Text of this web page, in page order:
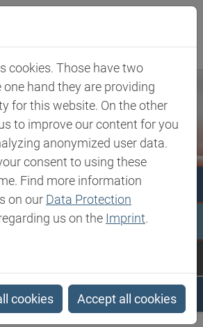
springen
Vertriebsrechte für organisch...
cookies. Those have two
hand they are providing
for this website. On the other
to improve our content for you
anonymized user data.
consent to using these
Find more information
on our Data Protection
us on the Imprint.
cookies Accept all cookies